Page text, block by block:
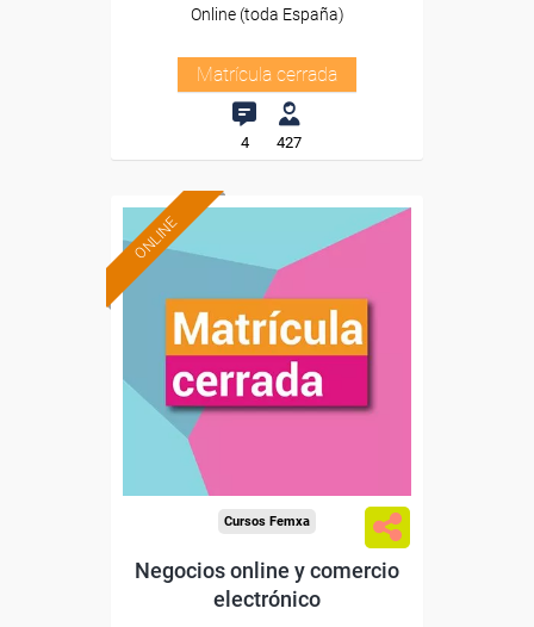
Online (toda España)
Matrícula cerrada
4 427
ONLINE
Cursos Femxa
Negocios online y comercio
electrónico